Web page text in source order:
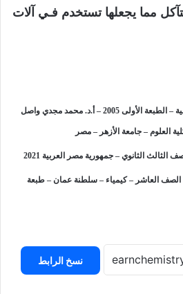
مما يجعلها تستخدم فـي آلات
كتاب أسس الكيمياء الصناعية – الطبعة الأولى 2005 – أ.د. محمد مجدي واصل
العلوم – جامعة الأزهر – مصر
الثالث الثانوي – جمهورية مصر العربية 2021
الصف العاشر – كيمياء – سلطنة عمان – طبعة
نسخ الرابط